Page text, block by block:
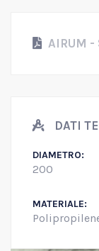
AIRUM -
DATI
DIAMETRO:
200
MATERIALE: